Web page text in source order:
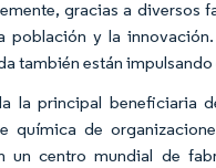
gracias a diversos
y la
también están
la principal beneficiaria
química de
centro mundial de